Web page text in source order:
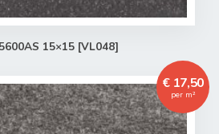
15×15 [VL048]
€ 17,50
per m²